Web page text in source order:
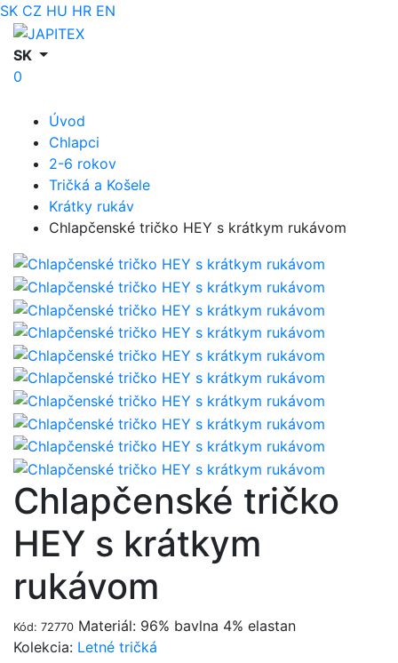
SK CZ HU HR EN
SK
0
Úvod
Chlapci
2-6 rokov
Tričká a Košele
Krátky rukáv
Chlapčenské tričko HEY s krátkym rukávom
Chlapčenské tričko
HEY s krátkym
rukávom
Kód: 72770 Materiál: 96% bavlna 4% elastan
Kolekcia: Letné tričká